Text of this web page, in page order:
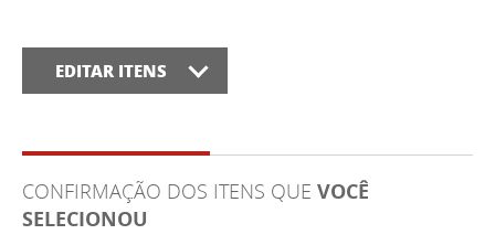
EDITAR ITENS
CONFIRMAÇÃO DOS ITENS QUE VOCÊ
SELECIONOU